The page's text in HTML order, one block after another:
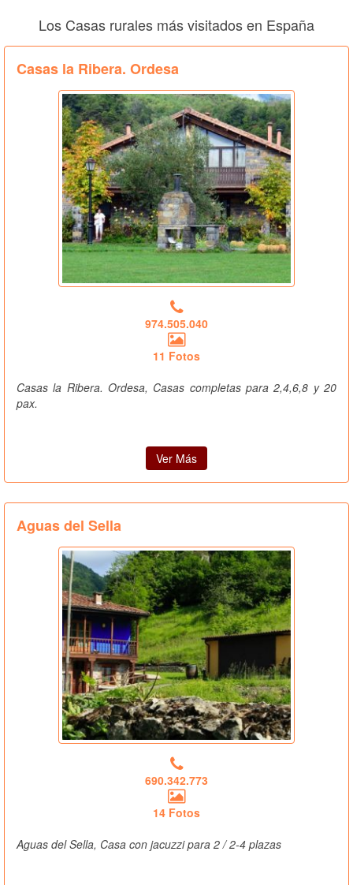
Los Casas rurales más visitados en España
Casas la Ribera. Ordesa
974.505.040
11 Fotos
Casas la Ribera. Ordesa, Casas completas para 2,4,6,8 y 20
pax.
Ver Más
Aguas del Sella
690.342.773
14 Fotos
Aguas del Sella, Casa con jacuzzi para 2 / 2-4 plazas